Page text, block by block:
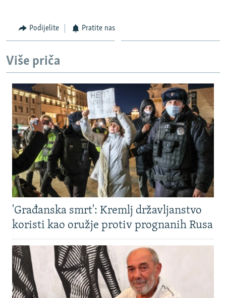
Podijelite Pratite nas
Više priča
'Građanska smrt': Kremlj državljanstvo
koristi kao oružje protiv prognanih Rusa